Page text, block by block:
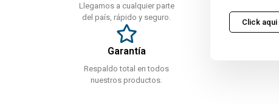
Llegamos a cualquier parte
del país, rápido y seguro.
Garantía
Respaldo total en todos
nuestros productos.
Click aqui